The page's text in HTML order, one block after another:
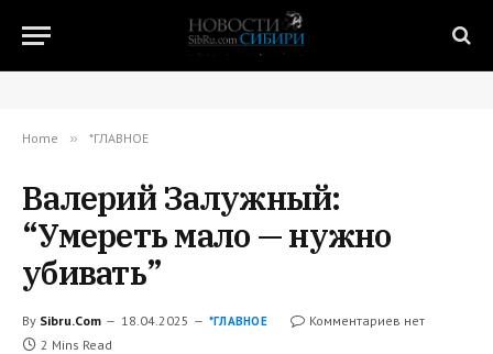
Home » *ГЛАВНОЕ
Валерий Залужный:
“Умереть мало — нужно
убивать”
By Sibru.Com 18.04.2025 *ГЛАВНОЕ
Комментариев нет
2 Mins Read